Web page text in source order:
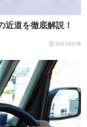
近道を徹底解説！
2021/01/15